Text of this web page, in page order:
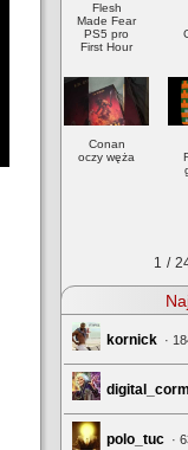
Flesh
Made Fear
PS5 pro
First Hour
Conan
oczy węża
1 /
kornick ·
polo_tuc ·